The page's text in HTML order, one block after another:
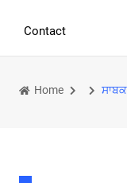
Contact
Home